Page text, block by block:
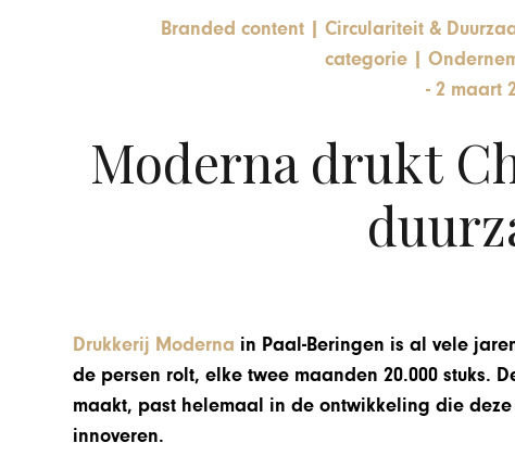
Branded content | Circulariteit &
categorie |
-2 maart
Moderna drukt
Drukkerij Moderna in Paal-Beringen is al vele
de persen rolt, elke twee maanden 20.000 stuks.
maakt, past helemaal in de ontwikkeling die
innoveren.